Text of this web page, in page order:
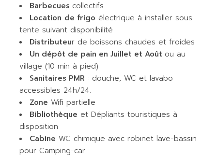
Barbecues collectifs
Location de frigo électrique à installer sous
tente suivant disponibilité
Distributeur de boissons chaudes et froides
Un dépôt de pain en Juillet et Août ou au
village (10 min à pied)
Sanitaires PMR : douche, WC et lavabo
accessibles 24h/24.
Zone Wifi partielle
Bibliothèque et Dépliants touristiques à
disposition
Cabine WC chimique avec robinet lave-bassin
pour Camping-car